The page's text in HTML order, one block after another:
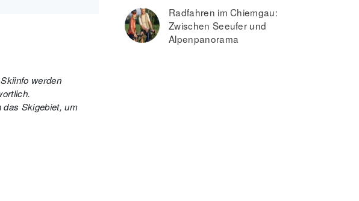
werden
das Skigebiet, um
Radfahren im Chiemgau:
Zwischen Seeufer und
Alpenpanorama